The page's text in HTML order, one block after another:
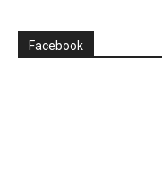
Facebook